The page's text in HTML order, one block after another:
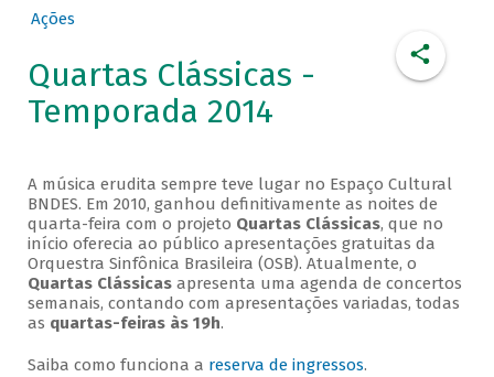
Ações
Quartas Clássicas -
Temporada 2014
A música erudita sempre teve lugar no Espaço Cultural
BNDES. Em 2010, ganhou definitivamente as noites de
quarta-feira com o projeto Quartas Clássicas, que no
início oferecia ao público apresentações gratuitas da
Orquestra Sinfônica Brasileira (OSB). Atualmente, o
Quartas Clássicasapresenta uma agenda de concertos
semanais, contando com apresentações variadas, todas
as quartas-feiras às 19h.
Saiba como funciona a reserva de ingressos.